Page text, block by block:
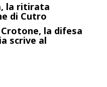
la ritirata
di Cutro
la difesa
scrive al